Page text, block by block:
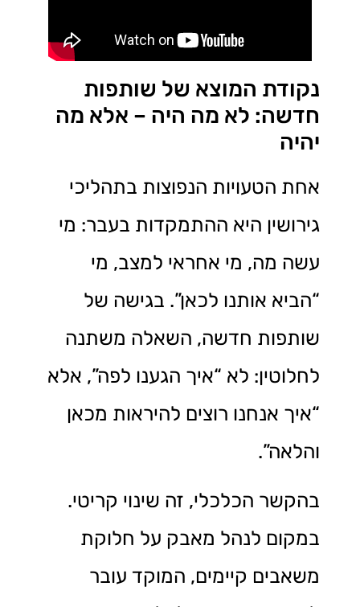
נקודת המוצא של שותפות
חדשה: לא מה היה – אלא מה
יהיה
אחת הטעויות הנפוצות בתהליכי
גירושין היא ההתמקדות בעבר: מי
עשה מה, מי אחראי למצב, מי
“הביא אותנו לכאן”. בגישה של
שותפות חדשה, השאלה משתנה
לחלוטין: לא “איך הגענו לפה”, אלא
“איך אנחנו רוצים להיראות מכאן
והלאה”.
בהקשר הכלכלי, זה שינוי קריטי.
במקום לנהל מאבק על חלוקת
משאבים קיימים, המוקד עובר